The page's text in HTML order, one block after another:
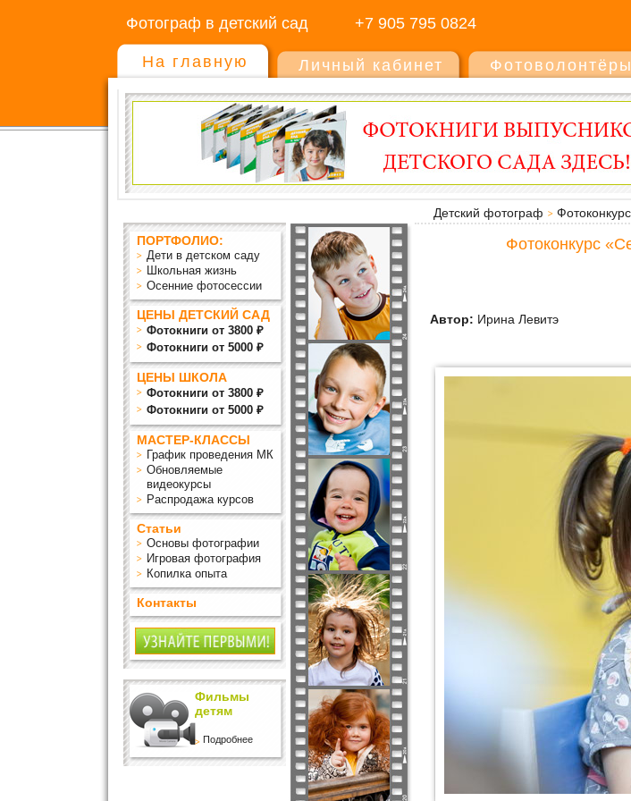
Фотограф в детский сад +7 905 795 0824
На главную Личный кабинет Фотоволонтёры
Детский фотограф
ПОРТФОЛИО:
Дети в детском саду
Школьная жизнь
Осенние фотосессии
ЦЕНЫ ДЕТСКИЙ САД
Фотокниги от 3800 ₽
Фотокниги от 5000 ₽
ЦЕНЫ ШКОЛА
Фотокниги от 3800 ₽
Фотокниги от 5000 ₽
МАСТЕР-КЛАССЫ
График проведения МК
Обновляемые
видеокурсы
Распродажа курсов
Статьи
Основы фотографии
Игровая фотография
Копилка опыта
Контакты
Фильмы
детям
Подробнее
Фотоконкурс
Автор: Ирина Левитэ